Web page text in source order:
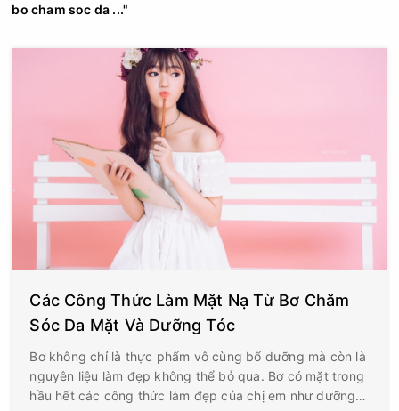
bo cham soc da ..."
Các Công Thức Làm Mặt Nạ Từ Bơ Chăm
Sóc Da Mặt Và Dưỡng Tóc
Bơ không chỉ là thực phẩm vô cùng bổ dưỡng mà còn là
nguyên liệu làm đẹp không thể bỏ qua. Bơ có mặt trong
hầu hết các công thức làm đẹp của chị em như dưỡng